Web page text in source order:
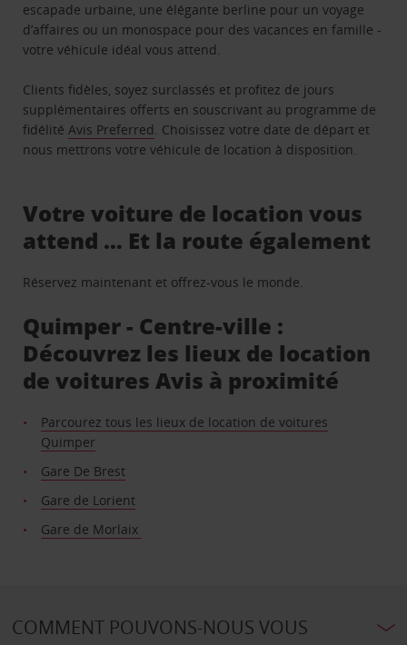
escapade urbaine, une élégante berline pour un voyage
d’affaires ou un monospace pour des vacances en famille -
votre véhicule idéal vous attend.
Clients fidèles, soyez surclassés et profitez de jours
supplémentaires offerts en souscrivant au programme de
fidélitéAvis Preferred. Choisissez votre date de départ et
nous mettrons votre véhicule de location à disposition.
Votre voiture de location vous
attend … Et la route également
Réservez maintenant et offrez-vous le monde.
Quimper - Centre-ville :
Découvrez les lieux de location
de voitures Avis à proximité
Parcourez tous les lieux de location de voitures
Quimper
Gare De Brest
Gare de Lorient
Gare de Morlaix
COMMENT POUVONS-NOUS VOUS